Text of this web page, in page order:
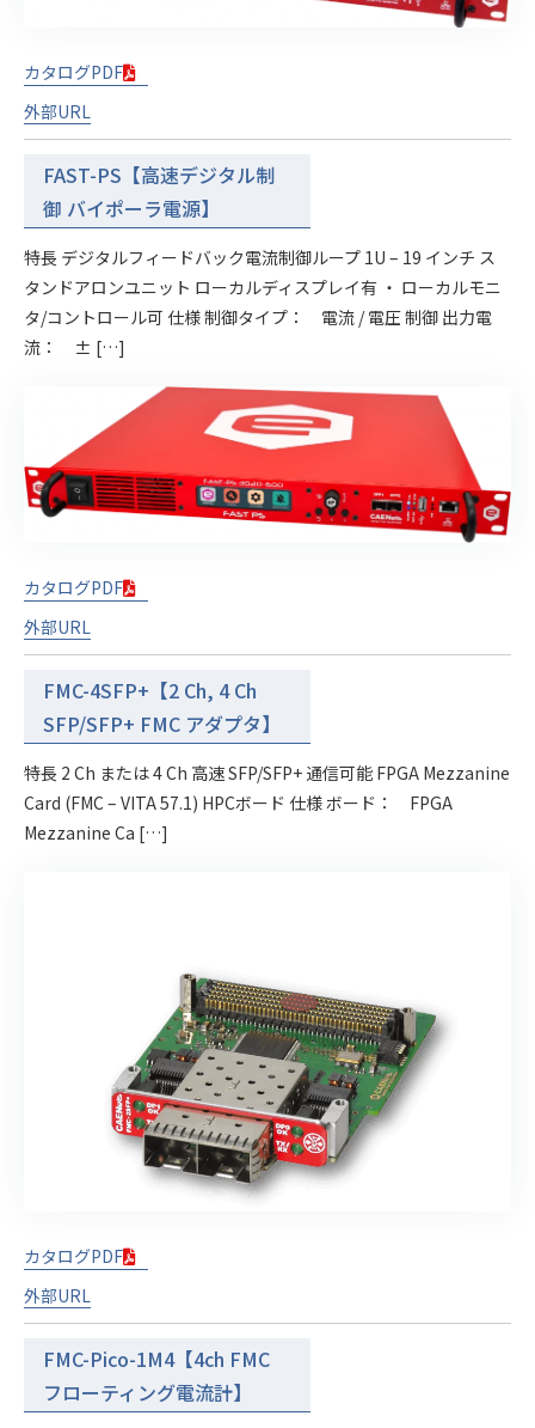
カタログPDF
外部URL
FAST-PS【高速デジタル制
御 バイポーラ電源】
特長 デジタルフィードバック電流制御ループ 1U – 19 インチ ス
タンドアロンユニット ローカルディスプレイ有 ・ ローカルモニ
タ/コントロール可 仕様 制御タイプ： 電流 / 電圧 制御 出力電
流： ± […]
カタログPDF
外部URL
FMC-4SFP+【2 Ch, 4 Ch
SFP/SFP+ FMC アダプタ】
特長 2 Ch または 4 Ch 高速 SFP/SFP+ 通信可能 FPGA Mezzanine
Card (FMC – VITA 57.1) HPCボード 仕様 ボード： FPGA
Mezzanine Ca […]
カタログPDF
外部URL
FMC-Pico-1M4【4ch FMC
フローティング電流計】